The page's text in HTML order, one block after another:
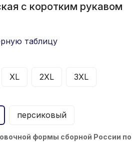
с коротким рукавом
таблицу
XL 2XL 3XL
персиковый
формы сборной России по